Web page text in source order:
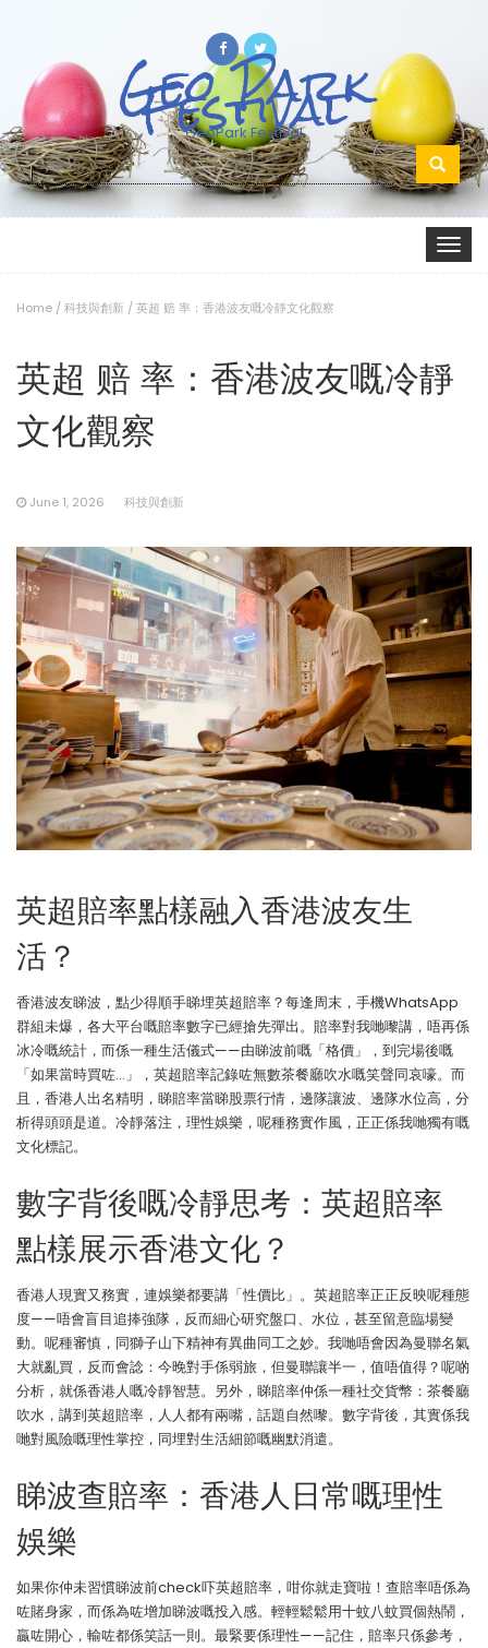
Geo Park
Festival
GeoPark Festival
Search
for:
Toggle
Home /科技與創新 /英超 赔 率：香港波友嘅冷靜文化觀察
英超 赔 率：香港波友嘅冷靜
文化觀察
June 1, 2026 科技與創新
英超賠率點樣融入香港波友生
活？
香港波友睇波，點少得順手睇埋英超賠率？每逢周末，手機WhatsApp
群組未爆，各大平台嘅賠率數字已經搶先彈出。賠率對我哋嚟講，唔再係
冰冷嘅統計，而係一種生活儀式——由睇波前嘅「格價」，到完場後嘅
「如果當時買咗…」，英超賠率記錄咗無數茶餐廳吹水嘅笑聲同哀嚎。而
且，香港人出名精明，睇賠率當睇股票行情，邊隊讓波、邊隊水位高，分
析得頭頭是道。冷靜落注，理性娛樂，呢種務實作風，正正係我哋獨有嘅
文化標記。
數字背後嘅冷靜思考：英超賠率
點樣展示香港文化？
香港人現實又務實，連娛樂都要講「性價比」。英超賠率正正反映呢種態
度——唔會盲目追捧強隊，反而細心研究盤口、水位，甚至留意臨場變
動。呢種審慎，同獅子山下精神有異曲同工之妙。我哋唔會因為曼聯名氣
大就亂買，反而會諗：今晚對手係弱旅，但曼聯讓半一，值唔值得？呢啲
分析，就係香港人嘅冷靜智慧。另外，睇賠率仲係一種社交貨幣：茶餐廳
吹水，講到英超賠率，人人都有兩嘴，話題自然嚟。數字背後，其實係我
哋對風險嘅理性掌控，同埋對生活細節嘅幽默消遣。
睇波查賠率：香港人日常嘅理性
娛樂
如果你仲未習慣睇波前check吓英超賠率，咁你就走寶啦！查賠率唔係為
咗賭身家，而係為咗增加睇波嘅投入感。輕輕鬆鬆用十蚊八蚊買個熱鬧，
贏咗開心，輸咗都係笑話一則。最緊要係理性——記住，賠率只係參考，